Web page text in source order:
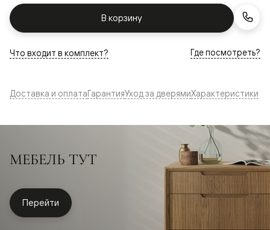
В корзину
Что входит в комплект? Где посмотреть?
Доставка и оплатаГарантияУход за дверямиХарактеристики
МЕБЕЛЬ ТУТ
Перейти